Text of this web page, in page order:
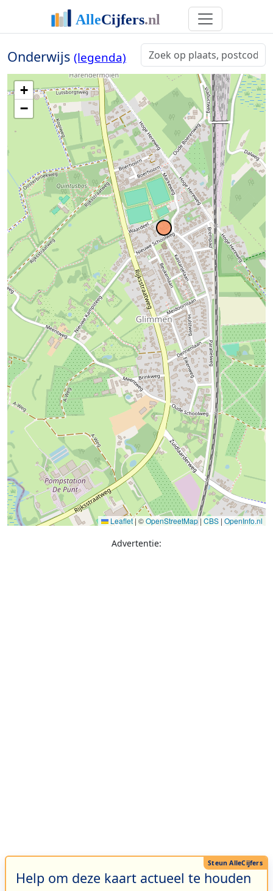
Onderwijs (legenda)
+
−
Leaflet| ©OpenStreetMap| CBS | OpenInfo.nl
Advertentie:
Help om deze kaart actueel te houden